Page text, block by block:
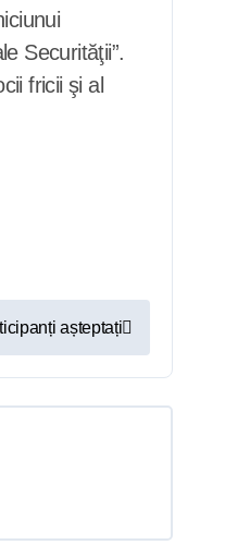
Securităţii”.
fricii şi al
așteptați